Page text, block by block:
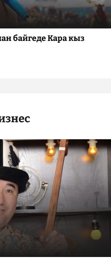
байгеде Кара кыз